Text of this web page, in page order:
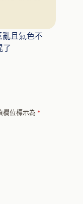
亂且氣色不
了
欄位標示為 *